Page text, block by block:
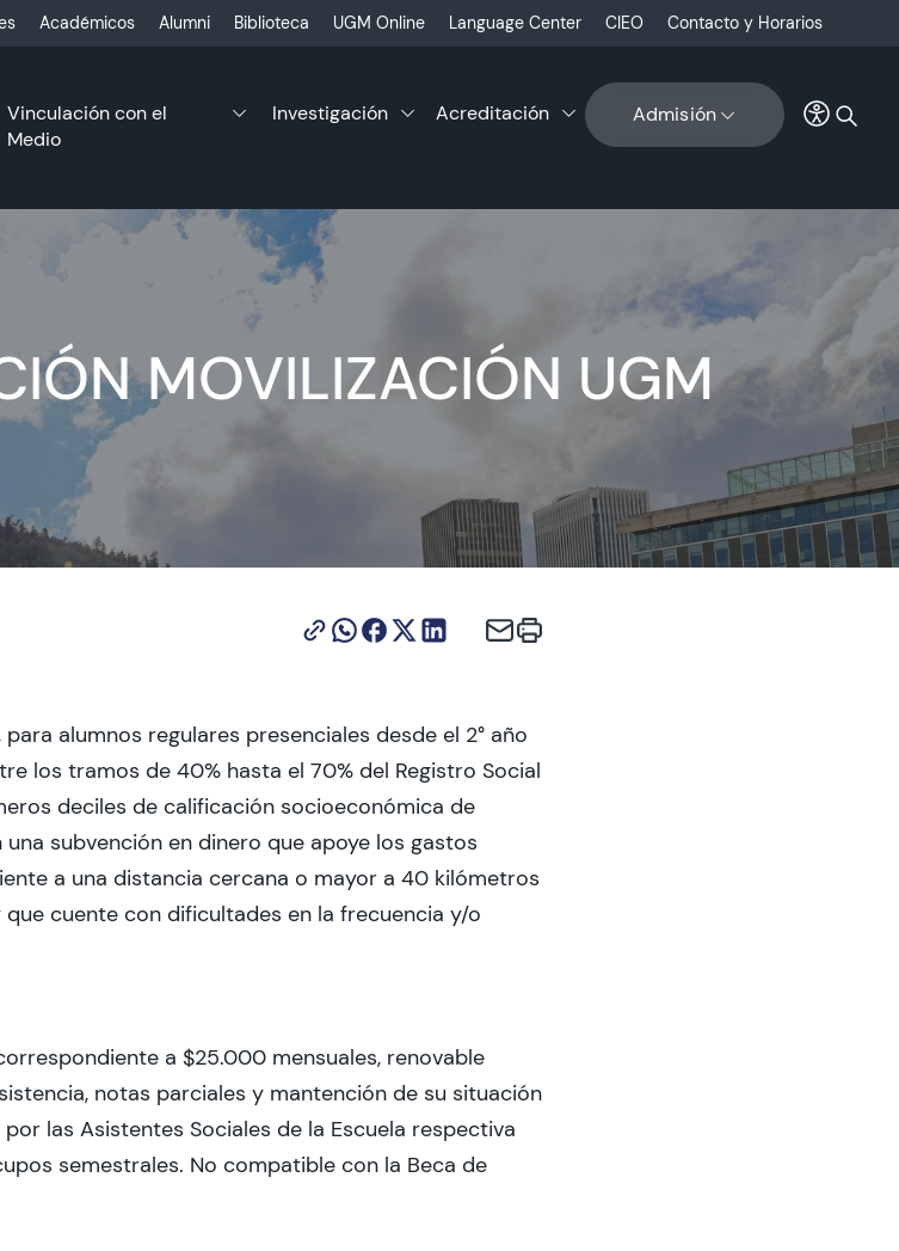
Académicos Alumni Biblioteca UGM Online Language Center CIEO Contacto y Horarios
Vinculación con el
Medio
Investigación Acreditación Admisión
MOVILIZACIÓN UGM
alumnos regulares presenciales desde el 2° año
los tramos de 40% hasta el 70% del Registro Social
deciles de calificación socioeconómica de
subvención en dinero que apoye los gastos
a una distancia cercana o mayor a 40 kilómetros
cuente con dificultades en la frecuencia y/o
a $25.000 mensuales, renovable
notas parciales y mantención de su situación
las Asistentes Sociales de la Escuela respectiva
semestrales. No compatible con la Beca de